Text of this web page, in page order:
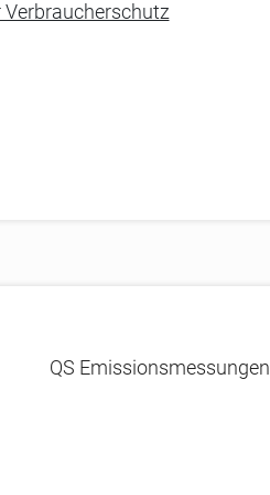
QS Emissionsmessungen